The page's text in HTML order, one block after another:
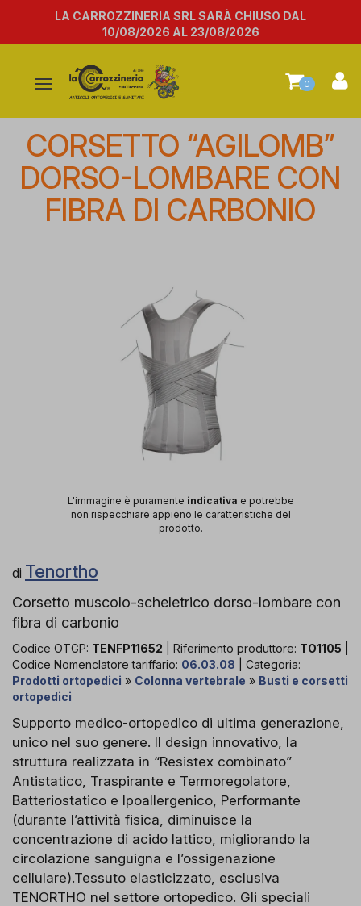
LA CARROZZINERIA SRL SARÀ CHIUSO DAL
10/08/2026 AL 23/08/2026
Attiva/disattiva
navigazione
0
CORSETTO “AGILOMB”
DORSO-LOMBARE CON
FIBRA DI CARBONIO
L'immagine è puramente indicativa e potrebbe
non rispecchiare appieno le caratteristiche del
prodotto.
di Tenortho
Corsetto muscolo-scheletrico dorso-lombare con
fibra di carbonio
Codice OTGP: TENFP11652 | Riferimento produttore: TO1105
Codice Nomenclatore tariffario: 06.03.08
| Categoria:
Prodotti ortopedici » Colonna vertebrale » Busti e corsetti
ortopedici
Supporto medico-ortopedico di ultima generazione,
unico nel suo genere. Il design innovativo, la
struttura realizzata in “Resistex combinato”
Antistatico, Traspirante e Termoregolatore,
Batteriostatico e Ipoallergenico, Performante
(durante l’attività fisica, diminuisce la
concentrazione di acido lattico, migliorando la
circolazione sanguigna e l’ossigenazione
cellulare).Tessuto elasticizzato, esclusiva
TENORTHO nel settore ortopedico. Gli speciali